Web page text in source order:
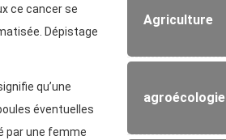
ce cancer se
Dépistage
qu’une
éventuelles
par une femme
Agriculture
agroécologie